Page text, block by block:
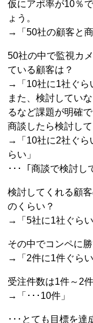
仮にアポ率が10％
ょう。
→「50社の顧客と商
50社の中で監視カ
ている顧客は？
→「10社に1社ぐら
また、検討してい
るなど課題が明確で
商談したら検討し
→「10社に2社ぐら
らい」
･･･「商談で検討し
検討してくれる顧
のくらい？
→「5社に1社ぐら
その中でコンペに
→「2件に1件ぐら
受注件数は1件～2
→「･･･10件」
･･･とても目標を達